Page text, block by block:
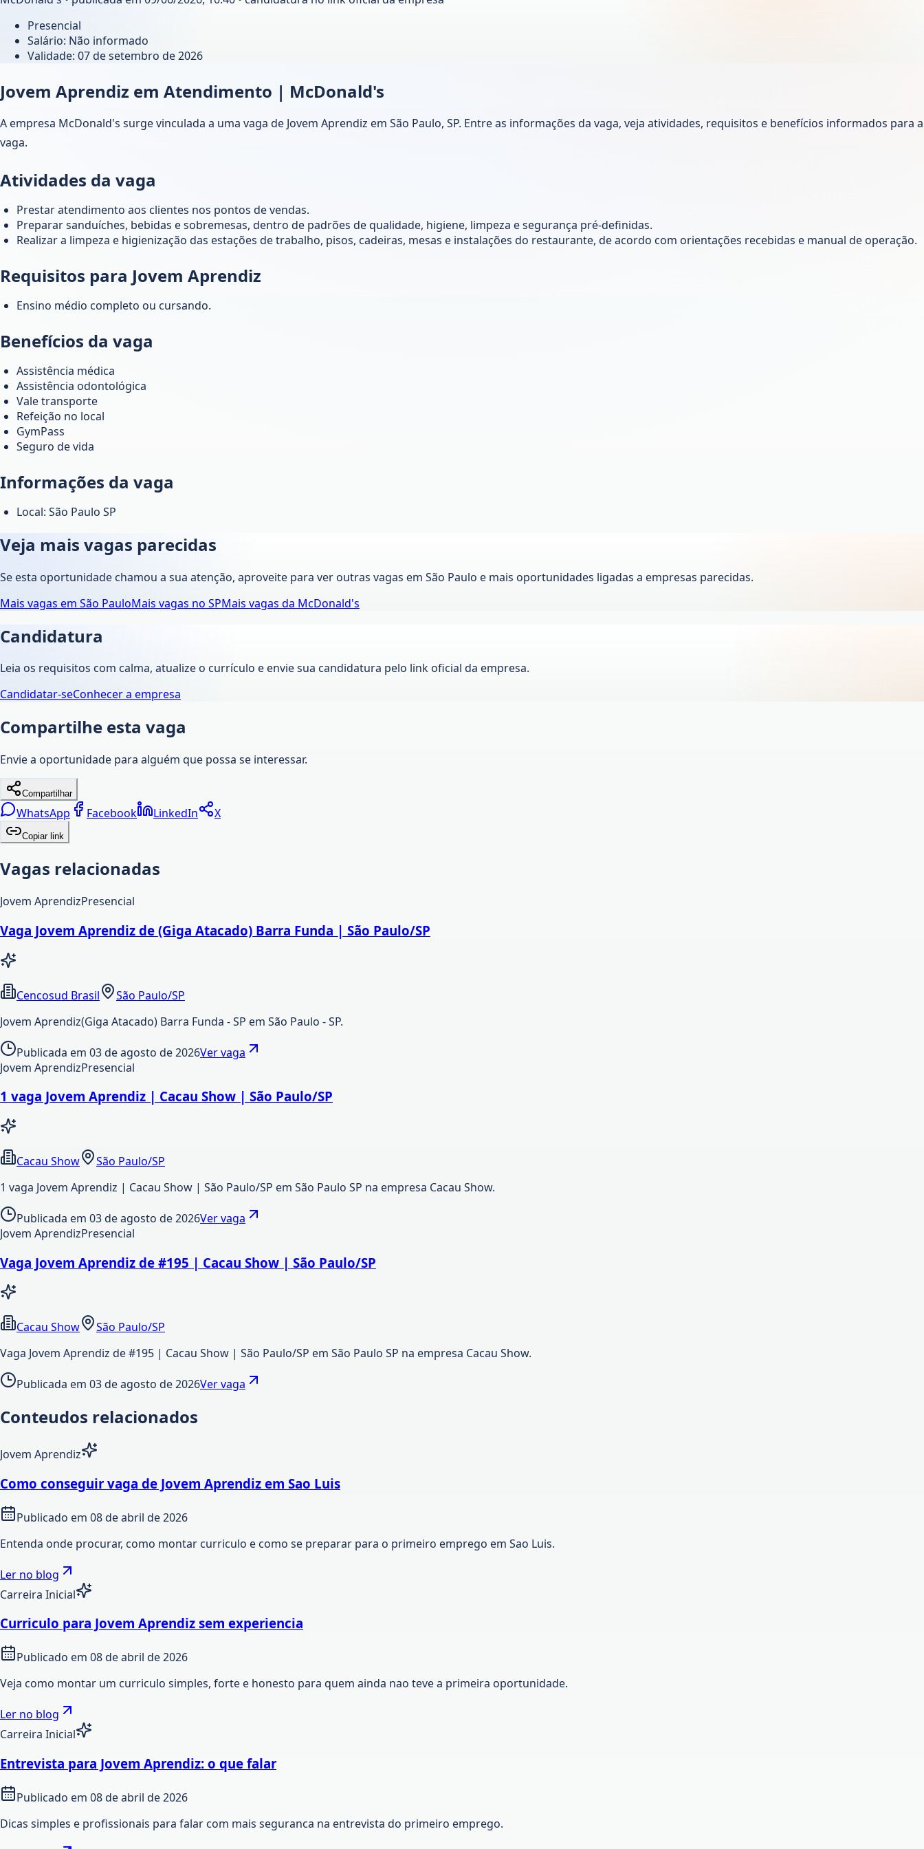
Presencial
Salário: Não informado
Validade: 07 de setembro de 2026
Jovem Aprendiz em Atendimento | McDonald's
A empresa McDonald's surge vinculada a uma vaga de Jovem Aprendiz em São Paulo, SP. Entre as informações da vaga, veja atividades, requisitos e benefícios informados para a
vaga.
Atividades da vaga
Prestar atendimento aos clientes nos pontos de vendas.
Preparar sanduíches, bebidas e sobremesas, dentro de padrões de qualidade, higiene, limpeza e segurança pré-definidas.
Realizar a limpeza e higienização das estações de trabalho, pisos, cadeiras, mesas e instalações do restaurante, de acordo com orientações recebidas e manual de operação.
Requisitos para Jovem Aprendiz
Ensino médio completo ou cursando.
Benefícios da vaga
Assistência médica
Assistência odontológica
Vale transporte
Refeição no local
GymPass
Seguro de vida
Informações da vaga
Local: São Paulo SP
Veja mais vagas parecidas
Se esta oportunidade chamou a sua atenção, aproveite para ver outras vagas em São Paulo e mais oportunidades ligadas a empresas parecidas.
Mais vagas em São PauloMais vagas no SPMais vagas da McDonald's
Candidatura
Leia os requisitos com calma, atualize o currículo e envie sua candidatura pelo link oficial da empresa.
Candidatar-seConhecer a empresa
Compartilhe esta vaga
Envie a oportunidade para alguém que possa se interessar.
Compartilhar
WhatsApp Facebook LinkedIn X
Copiar link
Vagas relacionadas
Jovem AprendizPresencial
Vaga Jovem Aprendiz de (Giga Atacado) Barra Funda | São Paulo/SP
Cencosud Brasil
São Paulo/SP
Jovem Aprendiz(Giga Atacado) Barra Funda - SP em São Paulo - SP.
Publicada em 03 de agosto de 2026Ver vaga
Jovem AprendizPresencial
1 vaga Jovem Aprendiz | Cacau Show | São Paulo/SP
Cacau Show
São Paulo/SP
1 vaga Jovem Aprendiz | Cacau Show | São Paulo/SP em São Paulo SP na empresa Cacau Show.
Publicada em 03 de agosto de 2026Ver vaga
Jovem AprendizPresencial
Vaga Jovem Aprendiz de #195 | Cacau Show | São Paulo/SP
Cacau Show
São Paulo/SP
Vaga Jovem Aprendiz de #195 | Cacau Show | São Paulo/SP em São Paulo SP na empresa Cacau Show.
Publicada em 03 de agosto de 2026Ver vaga
Conteudos relacionados
Jovem Aprendiz
Como conseguir vaga de Jovem Aprendiz em Sao Luis
Publicado em 08 de abril de 2026
Entenda onde procurar, como montar curriculo e como se preparar para o primeiro emprego em Sao Luis.
Ler no blog
Carreira Inicial
Curriculo para Jovem Aprendiz sem experiencia
Publicado em 08 de abril de 2026
Veja como montar um curriculo simples, forte e honesto para quem ainda nao teve a primeira oportunidade.
Ler no blog
Carreira Inicial
Entrevista para Jovem Aprendiz: o que falar
Publicado em 08 de abril de 2026
Dicas simples e profissionais para falar com mais seguranca na entrevista do primeiro emprego.